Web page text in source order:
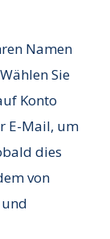
Namen
Sie
Konto
E-Mail, um
dies
von